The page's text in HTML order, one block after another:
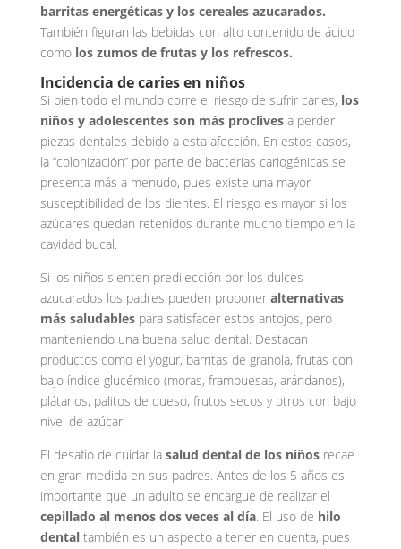
barritas energéticas y los cereales azucarados.
También figuran las bebidas con alto contenido de ácido
como los zumos de frutas y los refrescos.
Incidencia de caries en niños
Si bien todo el mundo corre el riesgo de sufrir caries, los
niños y adolescentes son más proclivesa perder
piezas dentales debido a esta afección. En estos casos,
la “colonización” por parte de bacterias cariogénicas se
presenta más a menudo, pues existe una mayor
susceptibilidad de los dientes. El riesgo es mayor si los
azúcares quedan retenidos durante mucho tiempo en la
cavidad bucal.
Si los niños sienten predilección por los dulces
azucarados los padres pueden proponer alternativas
más saludablespara satisfacer estos antojos, pero
manteniendo una buena salud dental. Destacan
productos como el yogur, barritas de granola, frutas con
bajo índice glucémico (moras, frambuesas, arándanos),
plátanos, palitos de queso, frutos secos y otros con bajo
nivel de azúcar.
El desafío de cuidar la salud dental de los niñosrecae
en gran medida en sus padres. Antes de los 5 años es
importante que un adulto se encargue de realizar el
cepillado al menos dos veces al día. El uso de hilo
dentaltambién es un aspecto a tener en cuenta, pues